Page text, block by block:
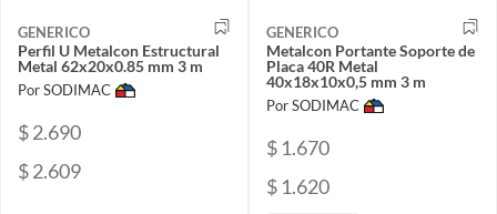
GENERICO
Perfil U Metalcon Estructural
Metal 62x20x0.85 mm 3 m
Por SODIMAC
$ 2.690
$ 2.609
GENERICO
Metalcon Portante Soporte de
Placa 40R Metal
40x18x10x0,5 mm 3 m
Por SODIMAC
$ 1.670
$ 1.620